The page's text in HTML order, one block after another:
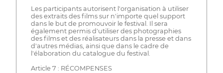
Les participants autorisent l'organisation à utiliser
des extraits des films sur n'importe quel support
dans le but de promouvoir le festival. Il sera
également permis d'utiliser des photographies
des films et des réalisateurs dans la presse et dans
d'autres médias, ainsi que dans le cadre de
l'élaboration du catalogue du festival.
Article 7 : RÉCOMPENSES